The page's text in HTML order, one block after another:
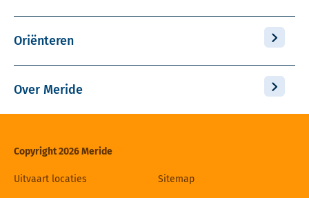
Oriënteren
Over Meride
Copyright 2026 Meride
Uitvaart locaties Sitemap